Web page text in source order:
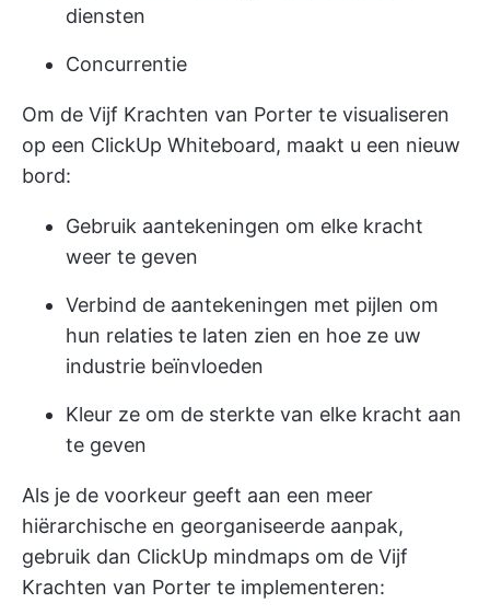
diensten
Concurrentie
Om de Vijf Krachten van Porter te visualiseren
op een ClickUp Whiteboard, maakt u een nieuw
bord:
Gebruik aantekeningen om elke kracht
weer te geven
Verbind de aantekeningen met pijlen om
hun relaties te laten zien en hoe ze uw
industrie beïnvloeden
Kleur ze om de sterkte van elke kracht aan
te geven
Als je de voorkeur geeft aan een meer
hiërarchische en georganiseerde aanpak,
gebruik dan ClickUp mindmaps om de Vijf
Krachten van Porter te implementeren: